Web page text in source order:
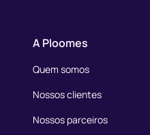
A Ploomes
Quem somos
Nossos clientes
Nossos parceiros